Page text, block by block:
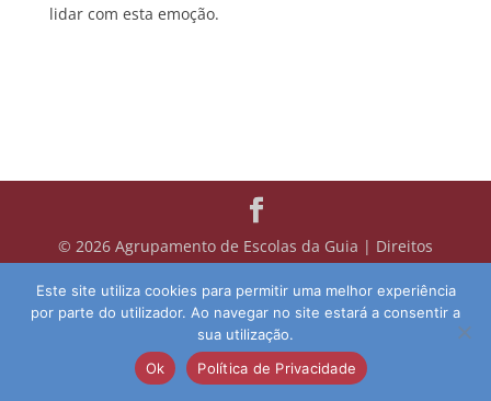
lidar com esta emoção.
© 2026 Agrupamento de Escolas da Guia | Direitos
Este site utiliza cookies para permitir uma melhor experiência
por parte do utilizador. Ao navegar no site estará a consentir a
sua utilização.
Ok
Política de Privacidade